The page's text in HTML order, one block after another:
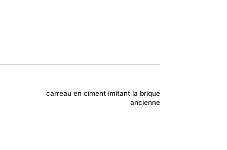
carreau en ciment imitant la brique
ancienne